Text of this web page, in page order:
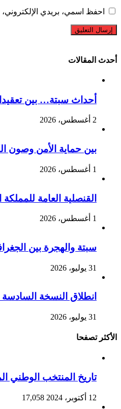
احفظ اسمي، بريدي
أحدث المقالات
أحداث سبتة… بين
2 أغسطس، 2026
بين حماية الأمن وصون
1 أغسطس، 2026
القنصلية العامة
1 أغسطس، 2026
سبتة والهجرة بين
31 يوليو، 2026
انطلاق النسخة
31 يوليو، 2026
الأكثر تصفحا
تاريخ المنتخب الوطني
12 أكتوبر، 2024 17,058